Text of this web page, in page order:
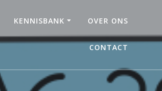
KENNISBANK OVER ONS
CONTACT